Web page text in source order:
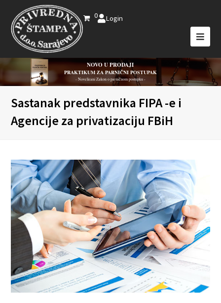
0 Login
NOVO U PRODAJI
PRAKTIKUM ZA PARNIČNI POSTUPAK
- Novelirani Zakon o parničnom postupku -
Sastanak predstavnika FIPA -e i
Agencije za privatizaciju FBiH